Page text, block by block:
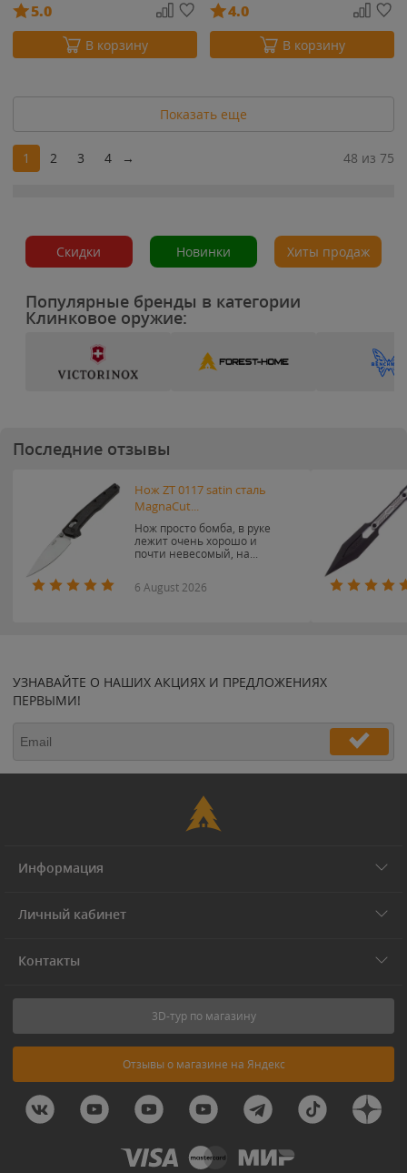
5.0
В корзину
4.0
В корзину
Показать еще
1 2 3 4 → 48 из 75
Скидки Новинки Хиты продаж
Популярные бренды в категории
Клинковое оружие:
Последние отзывы
Нож ZT 0117 satin сталь
MagnaCut...
Нож просто бомба, в руке
лежит очень хорошо и
почти невесомый, на...
6 August 2026
УЗНАВАЙТЕ О НАШИХ АКЦИЯХ И ПРЕДЛОЖЕНИЯХ
ПЕРВЫМИ!
Информация
Личный кабинет
Контакты
3D-тур по магазину
Отзывы о магазине на Яндекс